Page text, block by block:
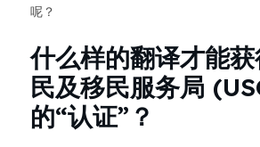
呢？
什么样的翻译才能
民及移民服务局
的“认证”？